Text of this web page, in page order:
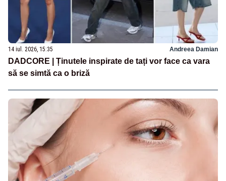
14 iul. 2026, 15:35 Andreea Damian
DADCORE | Ținutele inspirate de tați vor face ca vara
să se simtă ca o briză